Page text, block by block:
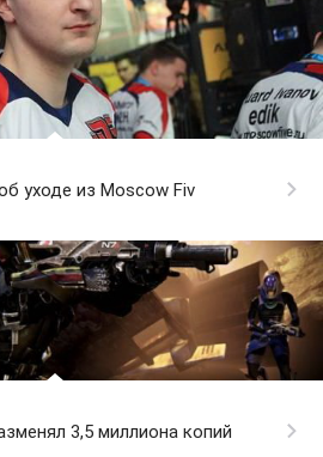
уходе из Moscow Fiv
3,5 миллиона копий